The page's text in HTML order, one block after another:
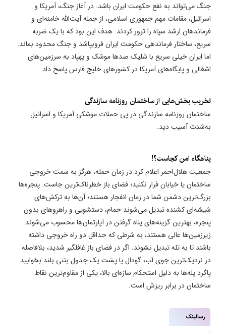
جنگ می‌تواند به نفع حکومت ایران باشد. در آغاز جنگ، آمریکا و
اسرائیل، مقامات مهم جمهوری اسلامی، از جمله آیت‌الله خامنه‌ای و
فرماندهان ارشد سپاه را ترور کردند. هدف این بود که با یک ضربه
سریع، ساختار فرماندهی حکومت ایران فروبپاشد و جنگ محدود بماند.
اما ایران خیلی سریع با شلیک صدها موشک و پهپاد به سرزمین‌های
اشغالی و پایگاه‌های آمریکا در کشورهای خلیج فارس پاسخ داد.
​تخریب بخش‌هایی از ساختمان روزنامه سازندگی
ساختمان روزنامه سازندگی در پی حملات موشکی آمریکا و اسرائیل
به‌شدت آسیب دید.
پناهگاه امن کجاست؟!
جمعیت هلال‌احمر اعلام کرد در زمان حمله، هرگز به سمت خروجی
ساختمان یا خیابان فرار نکنید؛ فضای باز خطرناک‌ترین جاست. پنجره‌ها
بزرگ‌ترین دشمن شما در زمان انفجار هستند؛ آن‌ها به ترکش‌های
شیشه‌ای کشنده تبدیل می‌شوند حمام، دستشویی و راهروهای بدون
پنجره، بهترین گزینه‌های پناه گرفتن در آپارتمان‌ها محسوب می‌شوند.
زیرزمین‌ها عالی هستند، به شرطی که حداقل دو راه خروجی داشته
باشند تا به تله تبدیل نشوند. اگر در فضای باز غافلگیر شدید، بلافاصله
در نزدیک‌ترین جوی آب، گودال یا پشت یک جدول بتنی بلند بخوابید
پاگرد پله‌ها به دلیل استحکام سازه‌ای بالا، یکی از مقاوم‌ترین نقاط
ساختمان در برابر ریزش است.
رسالینک